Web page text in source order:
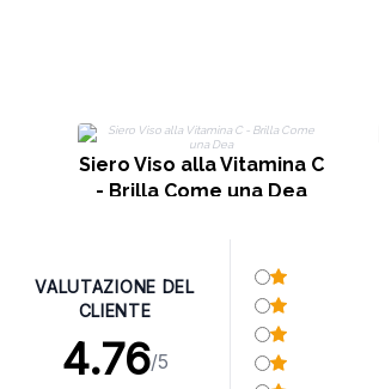
Siero Viso alla Vitamina C
- Brilla Come una Dea
VALUTAZIONE DEL
CLIENTE
4.76/5